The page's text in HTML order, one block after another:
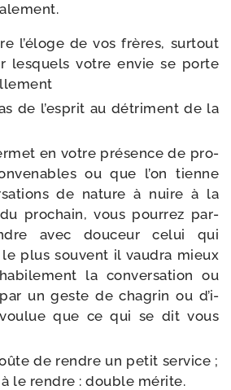
l’é­loge de vos frères, sur­tout
les­quels votre envie se porte
de l’es­prit au détri­ment de la
en votre pré­sence de pro­
ou que l’on tienne
de nature à nuire à la
pro­chain, vous pour­rez par­
avec dou­ceur celui qui
le plus sou­vent il vau­dra mieux
la conver­sa­tion ou
un geste de cha­grin ou d’i­
que ce qui se dit vous
de rendre un petit ser­vice ;
le rendre : double mérite.